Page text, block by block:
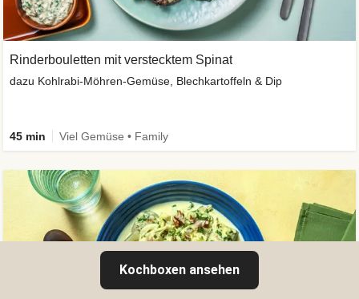
Rinderbouletten mit verstecktem Spinat
dazu Kohlrabi-Möhren-Gemüse, Blechkartoffeln & Dip
45 min Viel Gemüse • Family
Kochboxen ansehen